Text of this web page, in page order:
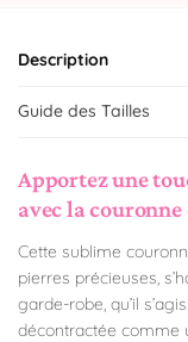
Description
Guide des Tailles
Apportez une
avec la
Cette sublime
pierres précieuses,
garde-robe, qu’il
décontractée comme